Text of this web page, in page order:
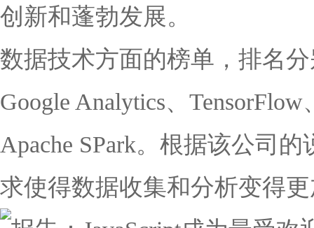
创新和蓬勃发展。
数据技术方面的榜单，排名
Google Analytics、
Apache SPark。根据该公司
求使得数据收集和分析变得